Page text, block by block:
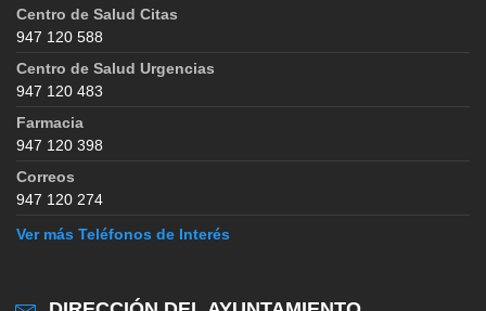
Centro de Salud Citas
947 120 588
Centro de Salud Urgencias
947 120 483
Farmacia
947 120 398
Correos
947 120 274
Ver más Teléfonos de Interés